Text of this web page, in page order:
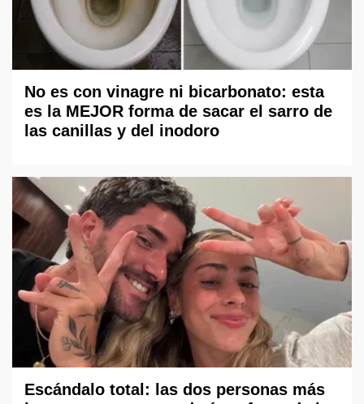
No es con vinagre ni bicarbonato: esta
es la MEJOR forma de sacar el sarro de
las canillas y del inodoro
Escándalo total: las dos personas más